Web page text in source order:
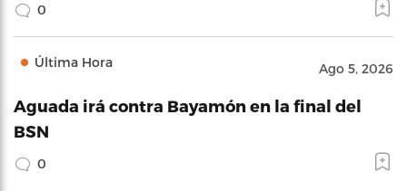
0
Última Hora Ago 5, 2026
Aguada irá contra Bayamón en la final del
BSN
0